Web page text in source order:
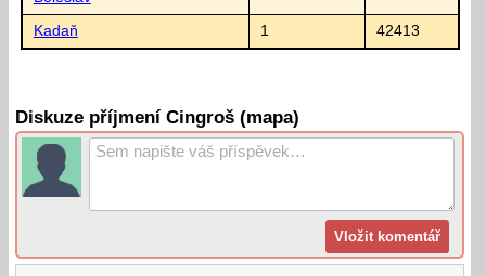
Kadaň 1 42413
Diskuze příjmení Cingroš (mapa)